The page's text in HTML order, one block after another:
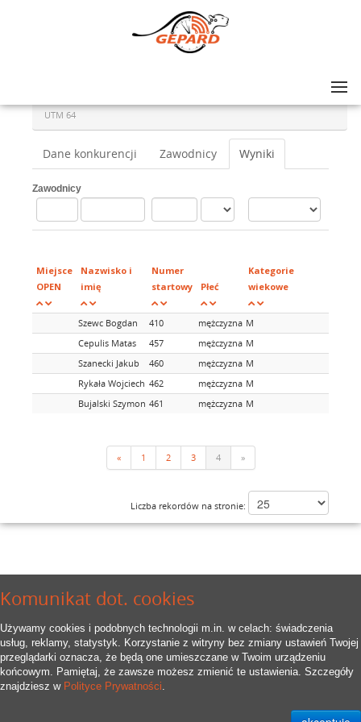
Komunikat dot. cookies
Używamy cookies i podobnych technologii m.in. w celach: świadczenia
usług, reklamy, statystyk. Korzystanie z witryny bez zmiany ustawień Twojej
przeglądarki oznacza, że będą one umieszczane w Twoim urządzeniu
końcowym. Pamiętaj, że zawsze możesz zmienić te ustawienia. Szczegóły
znajdziesz w Polityce Prywatności.
UTM 64
Dane konkurencji Zawodnicy Wyniki
Zawodnicy
Miejsce
OPEN
Nazwisko i
imię
Numer
startowy
Płeć
Kategorie
wiekowe
Szewc Bogdan 410 mężczyzna M
Cepulis Matas
457 mężczyzna M
Szanecki Jakub
460 mężczyzna M
Rykała Wojciech 462 mężczyzna M
Bujalski Szymon 461 mężczyzna M
« 1 2 3 4 »
Liczba rekordów na stronie: